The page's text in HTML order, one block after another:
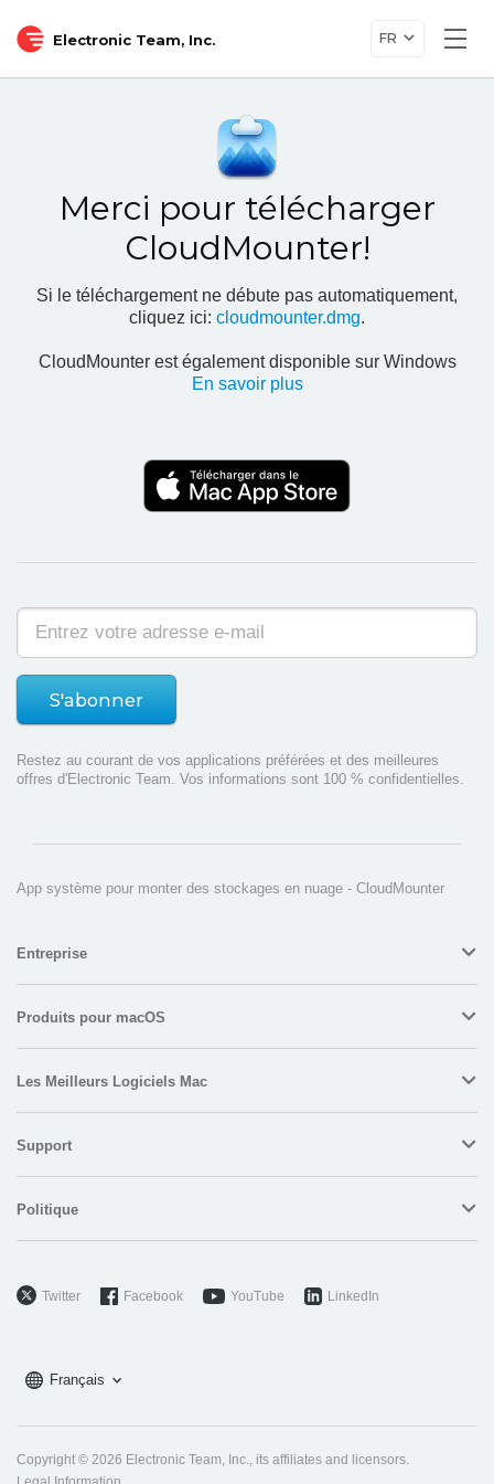
Electronic Team, Inc. FR
Merci pour télécharger
CloudMounter!
Si le téléchargement ne débute pas automatiquement,
cliquez ici: cloudmounter.dmg.
CloudMounter est également disponible sur Windows
En savoir plus
S'abonner
Restez au courant de vos applications préférées et des meilleures
offres d'Electronic Team. Vos informations sont 100 % confidentielles.
App système pour monter des stockages en nuage - CloudMounter
Entreprise
Produits pour macOS
Les Meilleurs Logiciels Mac
Support
Politique
Twitter Facebook YouTube LinkedIn
Français
Copyright © 2026 Electronic Team, Inc., its affiliates and licensors.